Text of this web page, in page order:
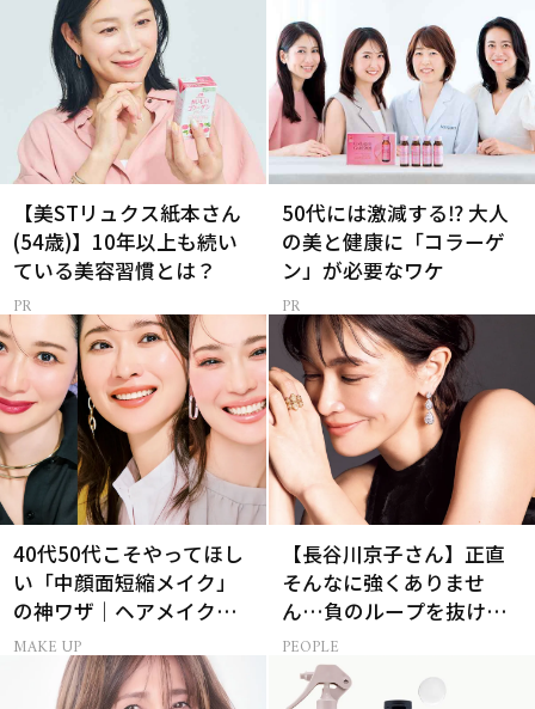
【美STリュクス紙本さん
(54歳)】10年以上も続い
ている美容習慣とは？
50代には激減する⁉ 大人
の美と健康に「コラーゲ
ン」が必要なワケ
40代50代こそやってほし
い「中顔面短縮メイク」
の神ワザ｜ヘアメイク長
井かおりさん直伝
MAKE UP
【長谷川京子さん】正直
そんなに強くありませ
ん…負のループを抜ける
15分の習慣とは?
PEOPLE